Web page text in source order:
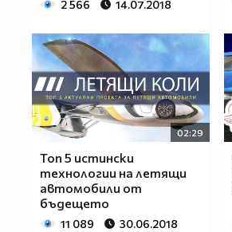
2 566 14.07.2018
02:29
Топ 5 истински
технологии на летящи
автомобили от
бъдещето
11 089 30.06.2018